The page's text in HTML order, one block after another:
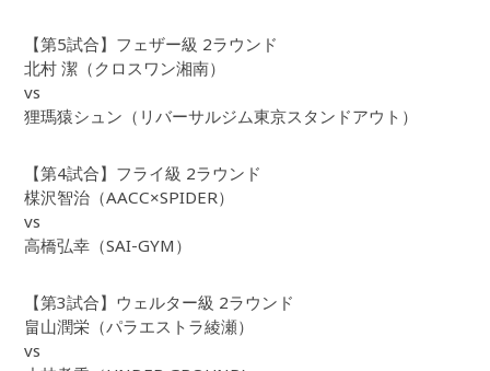
【第5試合】フェザー級 2ラウンド
北村 潔（クロスワン湘南）
vs
狸瑪猿シュン（リバーサルジム東京スタンドアウト）
【第4試合】フライ級 2ラウンド
楳沢智治（AACC×SPIDER）
vs
高橋弘幸（SAI-GYM）
【第3試合】ウェルター級 2ラウンド
畠山潤栄（パラエストラ綾瀬）
vs